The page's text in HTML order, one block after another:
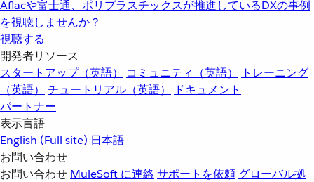
Aflacや富士通、ポリプラスチックスが推進しているDXの事例
を視聴しませんか？
視聴する
開発者リソース
スタートアップ（英語）
コミュニティ（英語）
トレーニング
（英語）
チュートリアル（英語）
ドキュメント
パートナー
表示言語
English (Full site) 日本語
お問い合わせ
お問い合わせ MuleSoft に連絡サポートを依頼 グローバル拠